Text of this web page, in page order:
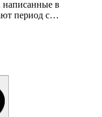
написанные в
период с…